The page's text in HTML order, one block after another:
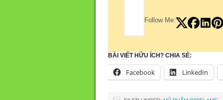
Follow Me:
BÀI VIẾT HỮU ÍCH? CHIA SẺ:
Facebook LinkedIn